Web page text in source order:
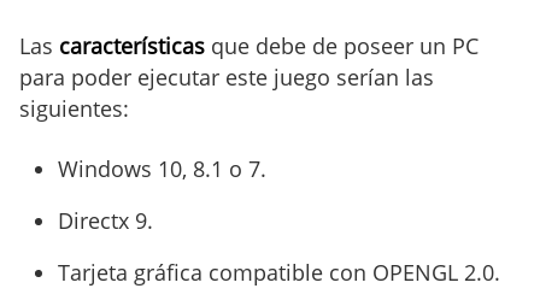
Las características que debe de poseer un PC
para poder ejecutar este juego serían las
siguientes:
Windows 10, 8.1 o 7.
Directx 9.
Tarjeta gráfica compatible con OPENGL 2.0.